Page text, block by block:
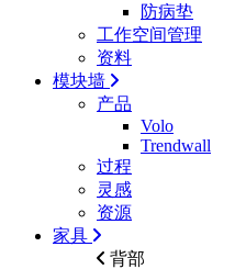
防病垫
工作空间管理
资料
模块墙
产品
Volo
Trendwall
过程
灵感
资源
家具
背部